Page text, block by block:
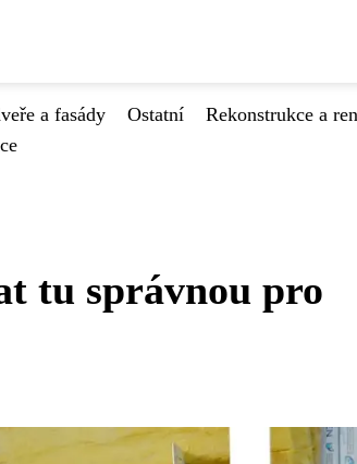
a fasády Ostatní Rekonstrukce a
tu správnou pro